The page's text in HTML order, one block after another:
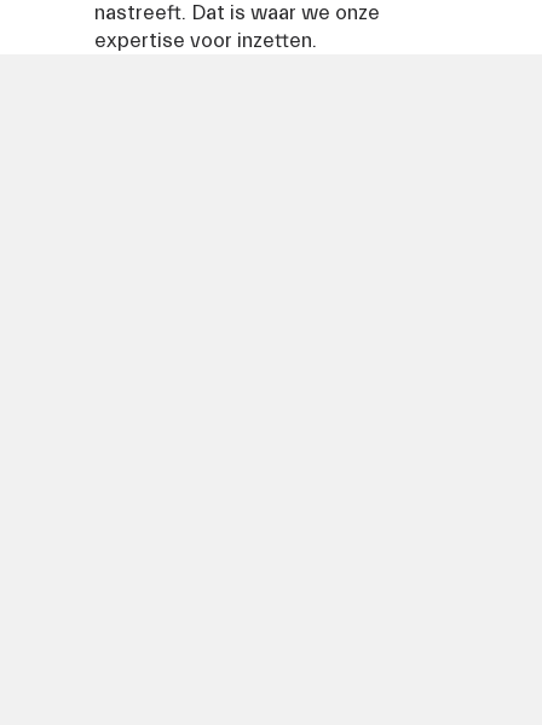
nastreeft. Dat is waar we onze
expertise voor inzetten.